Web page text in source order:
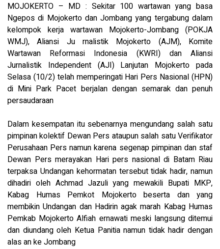
MOJOKERTO – MD : Sekitar 100 wartawan yang basa
Ngepos di Mojokerto dan Jombang yang tergabung dalam
kelompok kerja wartawan Mojokerto-Jombang (POKJA
WMJ), Aliansi Ju rnalistik Mojokerto (AJM), Komite
Wartawan Reformasi Indonesia (KWRI) dan Aliansi
Jurnalistik Independent (AJI) Lanjutan Mojokerto pada
Selasa (10/2) telah memperingati Hari Pers Nasional (HPN)
di Mini Park Pacet berjalan dengan semarak dan penuh
persaudaraan
Dalam kesempatan itu sebenarnya mengundang salah satu
pimpinan kolektif Dewan Pers ataupun salah satu Verifikator
Perusahaan Pers namun karena segenap pimpinan dan staf
Dewan Pers merayakan Hari pers nasional di Batam Riau
terpaksa Undangan kehormatan tersebut tidak hadir, namun
dihadiri oleh Achmad Jazuli yang mewakili Bupati MKP,
Kabag Humas Pemkot Mojokerto beserta dan yang
membikin Undangan dan Hadirin agak marah Kabag Humas
Pemkab Mojokerto Alfiah ernawati meski langsung ditemui
dan diundang oleh Ketua Panitia namun tidak hadir dengan
alas an ke Jombang